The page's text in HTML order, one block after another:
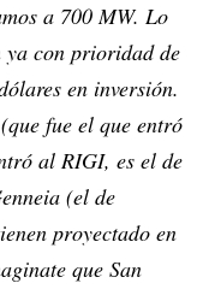
a 700 MW. Lo
ya con prioridad de
en inversión.
fue el que entró
al RIGI, es el de
(el de
proyectado en
que San